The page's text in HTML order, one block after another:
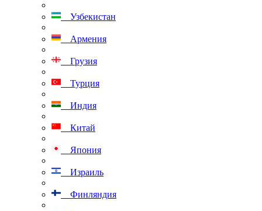
Узбекистан
Армения
Грузия
Турция
Индия
Китай
Япония
Израиль
Финляндия